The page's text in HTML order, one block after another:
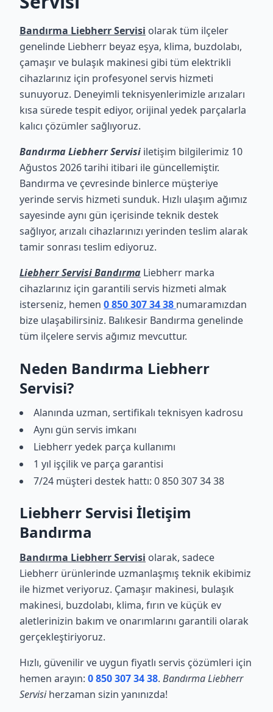
Bandırma Liebherr Servisi olarak tüm ilçeler
genelinde Liebherr beyaz eşya, klima, buzdolabı,
çamaşır ve bulaşık makinesi gibi tüm elektrikli
cihazlarınız için profesyonel servis hizmeti
sunuyoruz. Deneyimli teknisyenlerimizle arızaları
kısa sürede tespit ediyor, orijinal yedek parçalarla
kalıcı çözümler sağlıyoruz.
Bandırma Liebherr Servisi iletişim bilgilerimiz 10
Ağustos 2026 tarihi itibari ile güncellemiştir.
Bandırma ve çevresinde binlerce müşteriye
yerinde servis hizmeti sunduk. Hızlı ulaşım ağımız
sayesinde aynı gün içerisinde teknik destek
sağlıyor, arızalı cihazlarınızı yerinden teslim alarak
tamir sonrası teslim ediyoruz.
Liebherr Servisi Bandırma Liebherr marka
cihazlarınız için garantili servis hizmeti almak
isterseniz, hemen 0 850 307 34 38 numaramızdan
bize ulaşabilirsiniz. Balıkesir Bandırma genelinde
tüm ilçelere servis ağımız mevcuttur.
Neden Bandırma Liebherr
Servisi?
Alanında uzman, sertifikalı teknisyen kadrosu
Aynı gün servis imkanı
Liebherr yedek parça kullanımı
1 yıl işçilik ve parça garantisi
7/24 müşteri destek hattı: 0 850 307 34 38
Liebherr Servisi İletişim
Bandırma
Bandırma Liebherr Servisi olarak, sadece
Liebherr ürünlerinde uzmanlaşmış teknik ekibimiz
ile hizmet veriyoruz. Çamaşır makinesi, bulaşık
makinesi, buzdolabı, klima, fırın ve küçük ev
aletlerinizin bakım ve onarımlarını garantili olarak
gerçekleştiriyoruz.
Hızlı, güvenilir ve uygun fiyatlı servis çözümleri için
hemen arayın: 0 850 307 34 38. Bandırma Liebherr
Servisiherzaman sizin yanınızda!